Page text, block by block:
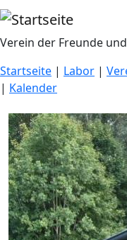
Direkt zum Inhalt
Verein der Freunde
Startseite | Labor |
| Kalender